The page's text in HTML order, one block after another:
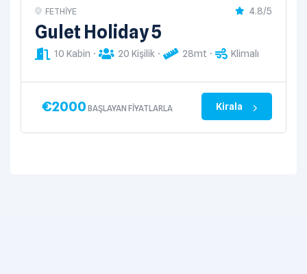
FETHIYE 4.8/5
Gulet Holiday 5
10 Kabin 20 Kişilik 28mt Klimalı
€2000 BAŞLAYAN FIYATLARLA Kirala